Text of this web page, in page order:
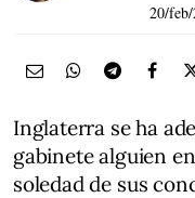
20/
Inglaterra se ha
gabinete alguien
soledad de sus